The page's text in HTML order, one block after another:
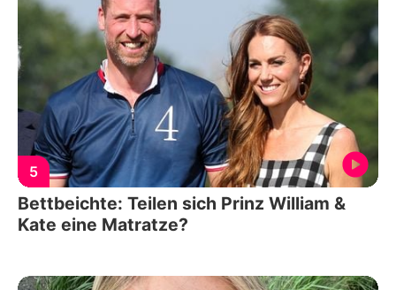
5
Bettbeichte: Teilen sich Prinz William &
Kate eine Matratze?